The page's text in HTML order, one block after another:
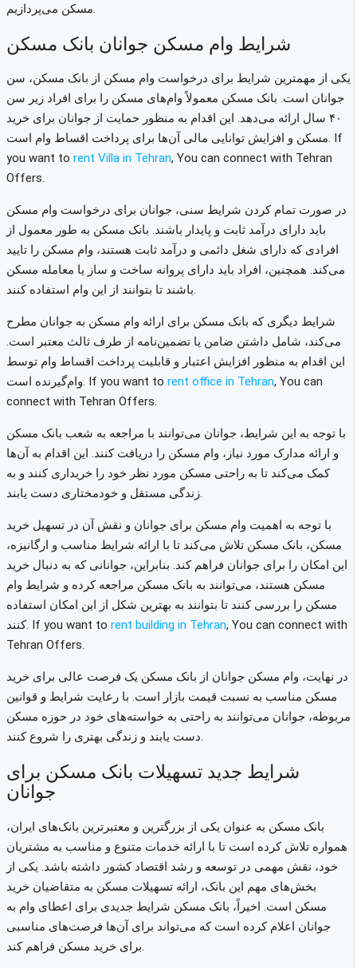
مسکن می‌پردازیم.
شرایط وام مسکن جوانان بانک مسکن
یکی از مهمترین شرایط برای درخواست وام مسکن از بانک مسکن، سن
جوانان است. بانک مسکن معمولاً وام‌های مسکن را برای افراد زیر سن
۴۰ سال ارائه می‌دهد. این اقدام به منظور حمایت از جوانان برای خرید
مسکن و افزایش توانایی مالی آن‌ها برای پرداخت اقساط وام است. If
you want to rent Villa in Tehran, You can connect with Tehran
Offers.
در صورت تمام کردن شرایط سنی، جوانان برای درخواست وام مسکن
باید دارای درآمد ثابت و پایدار باشند. بانک مسکن به طور معمول از
افرادی که دارای شغل دائمی و درآمد ثابت هستند، وام مسکن را تایید
می‌کند. همچنین، افراد باید دارای پروانه ساخت و ساز یا معامله مسکن
باشند تا بتوانند از این وام استفاده کنند.
شرایط دیگری که بانک مسکن برای ارائه وام مسکن به جوانان مطرح
می‌کند، شامل داشتن ضامن یا تضمین‌نامه از طرف ثالث معتبر است.
این اقدام به منظور افزایش اعتبار و قابلیت پرداخت اقساط وام توسط
وام‌گیرنده است. If you want to rent office in Tehran, You can
connect with Tehran Offers.
با توجه به این شرایط، جوانان می‌توانند با مراجعه به شعب بانک مسکن
و ارائه مدارک مورد نیاز، وام مسکن را دریافت کنند. این اقدام به آن‌ها
کمک می‌کند تا به راحتی مسکن مورد نظر خود را خریداری کنند و به
زندگی مستقل و خودمختاری دست یابند.
با توجه به اهمیت وام مسکن برای جوانان و نقش آن در تسهیل خرید
مسکن، بانک مسکن تلاش می‌کند تا با ارائه شرایط مناسب و ارگانیزه،
این امکان را برای جوانان فراهم کند. بنابراین، جوانانی که به دنبال خرید
مسکن هستند، می‌توانند به بانک مسکن مراجعه کرده و شرایط وام
مسکن را بررسی کنند تا بتوانند به بهترین شکل از این امکان استفاده
کنند. If you want to rent building in Tehran, You can connect with
Tehran Offers.
در نهایت، وام مسکن جوانان از بانک مسکن یک فرصت عالی برای خرید
مسکن مناسب به نسبت قیمت بازار است. با رعایت شرایط و قوانین
مربوطه، جوانان می‌توانند به راحتی به خواسته‌های خود در حوزه مسکن
دست یابند و زندگی بهتری را شروع کنند.
شرایط جدید تسهیلات بانک مسکن برای
جوانان
بانک مسکن به عنوان یکی از بزرگترین و معتبرترین بانک‌های ایران،
همواره تلاش کرده است تا با ارائه خدمات متنوع و مناسب به مشتریان
خود، نقش مهمی در توسعه و رشد اقتصاد کشور داشته باشد. یکی از
بخش‌های مهم این بانک، ارائه تسهیلات مسکن به متقاضیان خرید
مسکن است. اخیراً، بانک مسکن شرایط جدیدی برای اعطای وام به
جوانان اعلام کرده است که می‌تواند برای آن‌ها فرصت‌های مناسبی
برای خرید مسکن فراهم کند.